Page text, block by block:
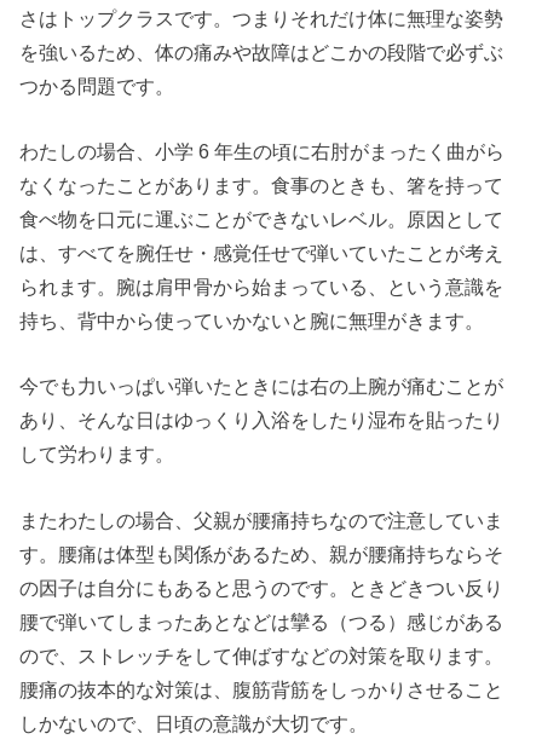
さはトップクラスです。つまりそれだけ体に無理な姿勢
を強いるため、体の痛みや故障はどこかの段階で必ずぶ
つかる問題です。
わたしの場合、小学 6 年生の頃に右肘がまったく曲がら
なくなったことがあります。食事のときも、箸を持って
食べ物を口元に運ぶことができないレベル。原因として
は、すべてを腕任せ・感覚任せで弾いていたことが考え
られます。腕は肩甲骨から始まっている、という意識を
持ち、背中から使っていかないと腕に無理がきます。
今でも力いっぱい弾いたときには右の上腕が痛むことが
あり、そんな日はゆっくり入浴をしたり湿布を貼ったり
して労わります。
またわたしの場合、父親が腰痛持ちなので注意していま
す。腰痛は体型も関係があるため、親が腰痛持ちならそ
の因子は自分にもあると思うのです。ときどきつい反り
腰で弾いてしまったあとなどは攣る（つる）感じがある
ので、ストレッチをして伸ばすなどの対策を取ります。
腰痛の抜本的な対策は、腹筋背筋をしっかりさせること
しかないので、日頃の意識が大切です。